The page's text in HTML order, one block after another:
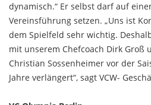
dynamisch.“ Er selbst darf auf
Vereinsführung setzen. „Uns ist
dem Spielfeld sehr wichtig.
mit unserem Chefcoach Dirk Groß
Christian Sossenheimer vor der
Jahre verlängert“, sagt VCW-